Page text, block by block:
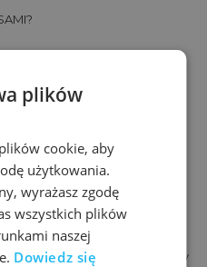
PKP do stacji w
lub samochodami, które
(12zł/doba).
opis zasad i
na obóz studencki. Prosimy
plików
cookie, aby
użytkowania.
wyrażasz zgodę
wszystkich plików
naszej
Dowiedz się